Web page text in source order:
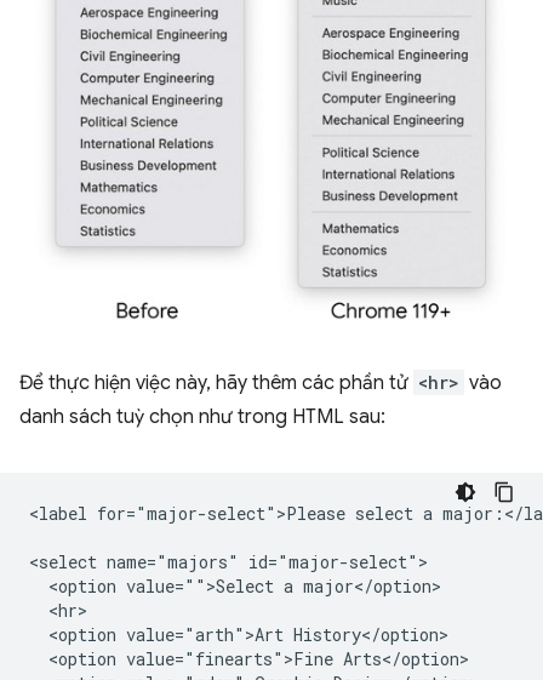
Để thực hiện việc này, hãy thêm các phần tử <hr> vào
danh sách tuỳ chọn như trong HTML sau:
<label for="major-select">Please select a major:</
<select name="majors" id="major-select">
  <option value="">Select a major</option>
  <hr>
  <option value="arth">Art History</option>
  <option value="finearts">Fine Arts</option>